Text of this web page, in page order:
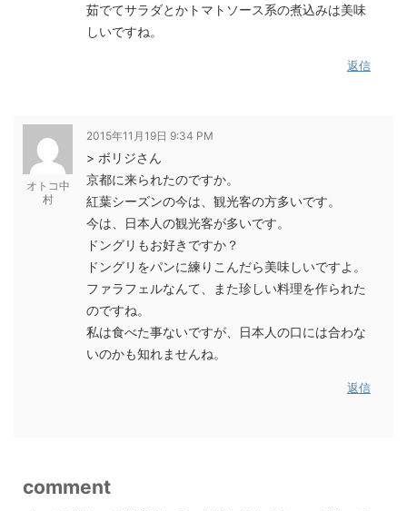
茹でてサラダとかトマトソース系の煮込みは美味
しいですね。
返信
オトコ中
村
2015年11月19日 9:34 PM
> ボリジさん
京都に来られたのですか。
紅葉シーズンの今は、観光客の方多いです。
今は、日本人の観光客が多いです。
ドングリもお好きですか？
ドングリをパンに練りこんだら美味しいですよ。
ファラフェルなんて、また珍しい料理を作られた
のですね。
私は食べた事ないですが、日本人の口には合わな
いのかも知れませんね。
返信
comment